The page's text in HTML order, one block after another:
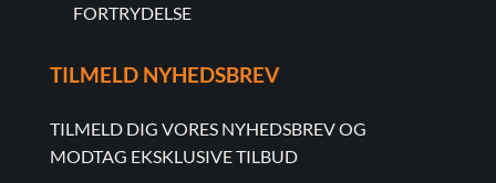
FORTRYDELSE
TILMELD NYHEDSBREV
TILMELD DIG VORES NYHEDSBREV OG
MODTAG EKSKLUSIVE TILBUD